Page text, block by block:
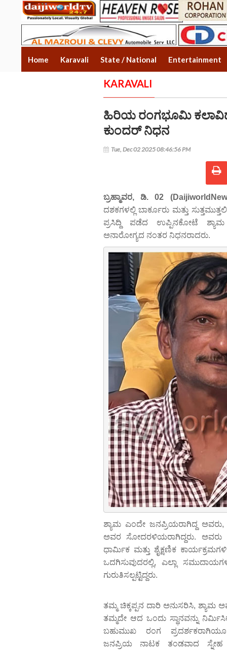
Home Karavali State / National Entertainment
KARAVALI
ಹಿರಿಯ ರಂಗಭೂಮಿ
ಕುಂದರ್ ನಿಧನ
Tue, Dec 02 2025 08:46:56 PM
ಬ್ರಹ್ಮಾವರ, ಡಿ. 02
ದಶಕಗಳಲ್ಲಿ ಬಾರ್ಕೂರು ಮತ್ತು
ಪ್ರಸಿದ್ದಿ ಪಡೆದ ಉಪ್ಪಿನಕೋಟೆ
ಅನಾರೋಗ್ಯದ ನಂತರ ನಿಧನರಾದರು.
ಶ್ಯಾಮ ಎಂದೇ ಜನಪ್ರಿಯರಾಗಿದ್ದ
ಅವರ ಸೋದರಳಿಯರಾಗಿದ್ದರು. ಅವರು
ಧಾರ್ಮಿಕ ಮತ್ತು ಶೈಕ್ಷಣಿಕ
ಒದಗಿಸುವುದರಲ್ಲಿ, ಎಲ್ಲಾ
ಗುರುತಿಸಲ್ಪಟ್ಟಿದ್ದರು.
ತಮ್ಮ ಚಿಕ್ಕಪ್ಪನ ದಾರಿ ಅನುಸರಿಸಿ, ಶ್ಯಾಮ
ತಮ್ಮದೇ ಆದ ಒಂದು ಸ್ಥಾನವನ್ನು
ಬಹುಮುಖ ರಂಗ
ಜನಪ್ರಿಯ ನಾಟಕ ತಂಡವಾದ